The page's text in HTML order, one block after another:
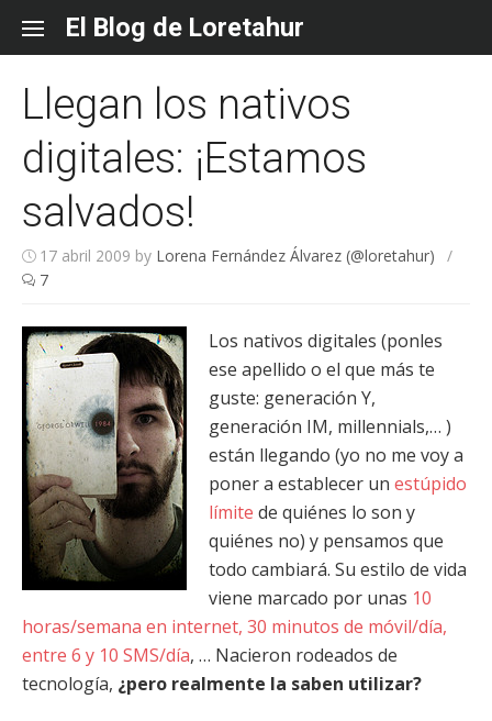
content
El Blog de Loretahur
Llegan los nativos
digitales: ¡Estamos
salvados!
17 abril 2009 by Lorena Fernández Álvarez (@loretahur)
/
7
Los nativos digitales (ponles
ese apellido o el que más te
guste: generación Y,
generación IM, millennials,… )
están llegando (yo no me voy a
poner a establecer un estúpido
límite de quiénes lo son y
quiénes no) y pensamos que
todo cambiará. Su estilo de vida
viene marcado por unas 10
horas/semana en internet, 30 minutos de móvil/día,
entre 6 y 10 SMS/día, … Nacieron rodeados de
tecnología, ¿pero realmente la saben utilizar?